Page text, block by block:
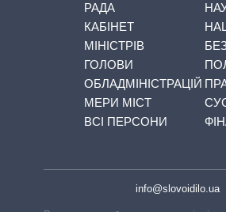
РАДА
КАБІНЕТ
МІНІСТРІВ
ГОЛОВИ
ОБЛАДМІНІСТРАЦІЙ
МЕРИ МІСТ
ВСІ ПЕРСОНИ
info@slovoidilo.ua